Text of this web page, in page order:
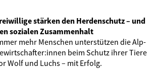
stärken den Herdenschutz – und
sozialen Zusammenhalt
mehr Menschen unterstützen die Alp-
beim Schutz ihrer Tiere
Wolf und Luchs – mit Erfolg.